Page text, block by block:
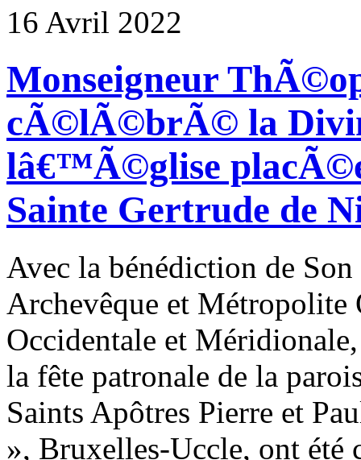
16 Avril 2022
Monseigneur
cÃ©lÃ©brÃ© la
lâ€™Ã©glise
Sainte Gertrude de
Avec la bénédiction de
Archevêque et Métropolite
Occidentale et
la fête patronale de la
Saints Apôtres Pierre et
», Bruxelles-Uccle, ont été